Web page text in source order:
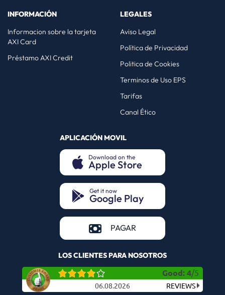
INFORMACIÓN
Informacion sobre la tarjeta
AXI Card
Préstamo AXI Credit
LEGALES
Aviso Legal
Política de Privacidad
Politica de Cookies
Terminos de Uso EPS
Tarifas
Canal Ético
APLICACIÓN MOVIL
Download on the
Apple Store
(opens in a new tab)
Get it now
Google Play
(opens in a new tab)
PAGAR
LOS CLIENTES PARA NOSOTROS
Good: 4/5
06.08.2026 REVIEWS